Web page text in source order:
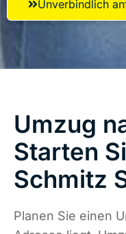
Unverbindlich
Umzug
Starten
Schmitz
Planen Sie einen